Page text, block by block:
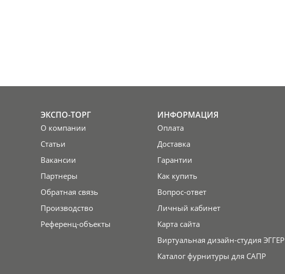
ЭКСПО-ТОРГ
О компании
Статьи
Вакансии
Партнеры
Обратная связь
Производство
Референц-объекты
ИНФОРМАЦИЯ
Оплата
Доставка
Гарантии
Как купить
Вопрос-ответ
Личный кабинет
Карта сайта
Виртуальная дизайн-студия ЭГГЕР
Каталог фурнитуры для САПР